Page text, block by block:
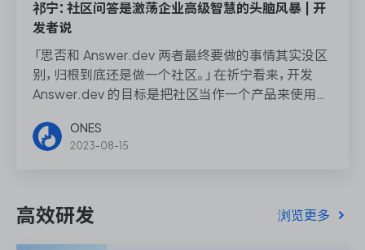
祁宁：社区问答是激荡企业高级智慧的头脑风暴 | 开
发者说
「思否和 Answer.dev 两者最终要做的事情其实没区
别，归根到底还是做一个社区。」在祈宁看来，开发
Answer.dev 的目标是把社区当作一个产品来使用，
他人使用。建立一个真正以开发者为中心的开源社
区，用社区的力量去推动项目开发，这是思否和
ONES
2023-08-15
高效研发 浏览更多